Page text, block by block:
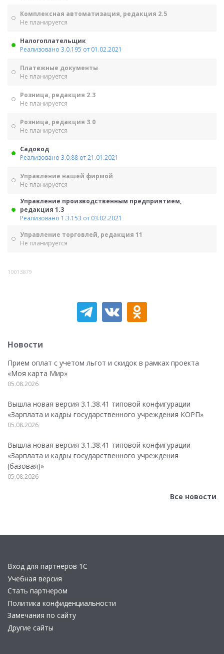
Комплексная автоматизация, редакция 2.5
Не планируется
Налогоплательщик
Реализовано 3.0.195 от 01.02.2021
Платежные документы
Не планируется
Розница, редакция 2.3
Не планируется
Розница, редакция 3.0
Не планируется
Садовод
Реализовано 3.0.88 от 21.01.2021
Управление нашей фирмой
Не планируется
Управление производственным предприятием,
редакция 1.3
Реализовано 1.3.153 от 03.02.2021
Управление торговлей, редакция 11
Не планируется
10013879
Новости
Прием оплат с учетом льгот и скидок в рамках проекта
«Моя карта Мир»
05.08.2026
Вышла новая версия 3.1.38.41 типовой конфигурации
«Зарплата и кадры государственного учреждения КОРП»
05.08.2026
Вышла новая версия 3.1.38.41 типовой конфигурации
«Зарплата и кадры государственного учреждения
(базовая)»
05.08.2026
Все новости
Вход для партнеров 1С
Учебная версия
Стать партнером
Политика конфиденциальности
Замечания по сайту
Другие сайты